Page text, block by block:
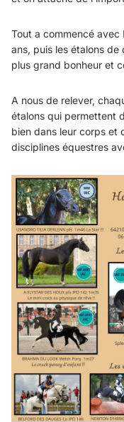
Tout a commencé avec
ans, puis les étalons
plus grand bonheur et
A nous de relever,
étalons qui permettent
bien dans leur corps et
disciplines équestres